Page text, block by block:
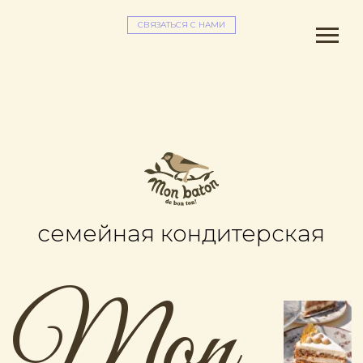
СВЯЗАТЬСЯ С НАМИ
семейная кондитерская
Mon